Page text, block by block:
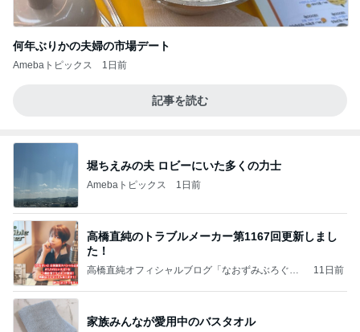
何年ぶりかの夫婦の市場デート
Amebaトピックス 1日前
記事を読む
堀ちえみの夫 ロビーにいた多くの力士
Amebaトピックス 1日前
高橋直純のトラブルメーカー第1167回更新しまし
た！
高橋直純オフィシャルブログ「なおずみぶろぐ」
11日前
家族みんなが愛用中のバスタオル